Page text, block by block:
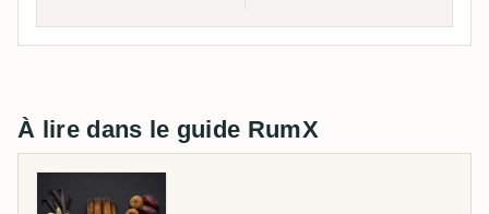
À lire dans le guide RumX